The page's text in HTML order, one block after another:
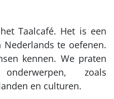
Taalcafé. Het is een
te oefenen.
kennen. We praten
zoals
en culturen.